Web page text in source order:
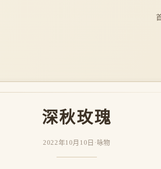
深秋玫瑰
2022年10月10日 · 咏物